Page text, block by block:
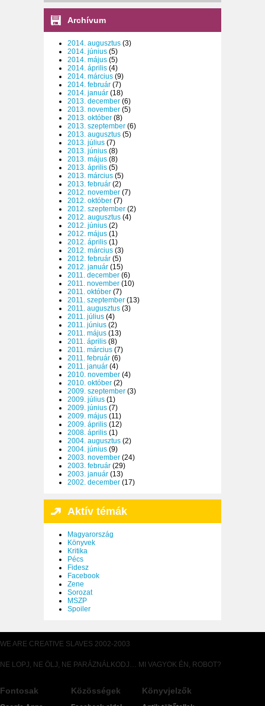
Archívum
2014. augusztus (3)
2014. június (5)
2014. május (5)
2014. április (4)
2014. március (9)
2014. február (7)
2014. január (18)
2013. december (6)
2013. november (5)
2013. október (8)
2013. szeptember (6)
2013. augusztus (5)
2013. július (7)
2013. június (8)
2013. május (8)
2013. április (5)
2013. március (5)
2013. február (2)
2012. november (7)
2012. október (7)
2012. szeptember (2)
2012. augusztus (4)
2012. június (2)
2012. május (1)
2012. április (1)
2012. március (3)
2012. február (5)
2012. január (15)
2011. december (6)
2011. november (10)
2011. október (7)
2011. szeptember (13)
2011. augusztus (3)
2011. július (4)
2011. június (2)
2011. május (13)
2011. április (8)
2011. március (7)
2011. február (6)
2011. január (4)
2010. november (4)
2010. október (2)
2009. szeptember (3)
2009. július (1)
2009. június (7)
2009. május (11)
2009. április (12)
2008. április (1)
2004. augusztus (2)
2004. június (9)
2003. november (24)
2003. február (29)
2003. január (13)
2002. december (17)
Aktív témák
Magyarország
Könyvek
Kritika
Pécs
Fidesz
Facebook
Zene
Sorozat
MSZP
Spoiler
WE ARE CREATIVE SLAVES 2002-2003
NE LOPJ, NE ÖLJ, NE PARÁZNÁLKODJ… MI VAGYOK ÉN, ROBOT?
Fontosak Közösségek Könyvjelzők